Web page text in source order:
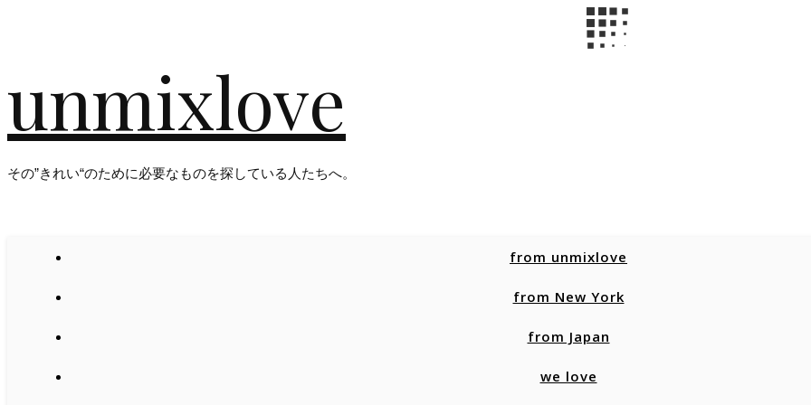
unmixlove
その”きれい“のために必要なものを探している人たちへ。
from unmixlove
from New York
from Japan
we love